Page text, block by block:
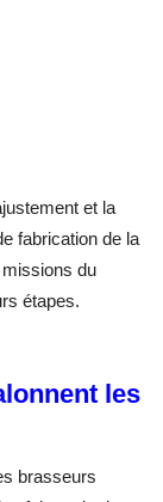
et la
fabrication de la
du
étapes.
les
brasseurs